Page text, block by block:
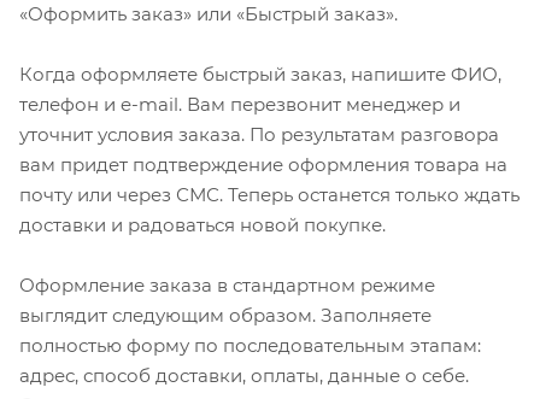
«Оформить заказ» или «Быстрый заказ».
Когда оформляете быстрый заказ, напишите ФИО,
телефон и e-mail. Вам перезвонит менеджер и
уточнит условия заказа. По результатам разговора
вам придет подтверждение оформления товара на
почту или через СМС. Теперь останется только ждать
доставки и радоваться новой покупке.
Оформление заказа в стандартном режиме
выглядит следующим образом. Заполняете
полностью форму по последовательным этапам:
адрес, способ доставки, оплаты, данные о себе.